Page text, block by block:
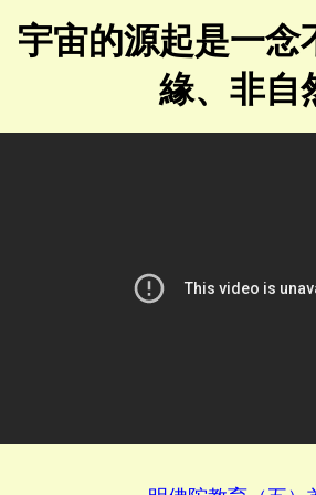
宇宙的源起是一念
緣、非自